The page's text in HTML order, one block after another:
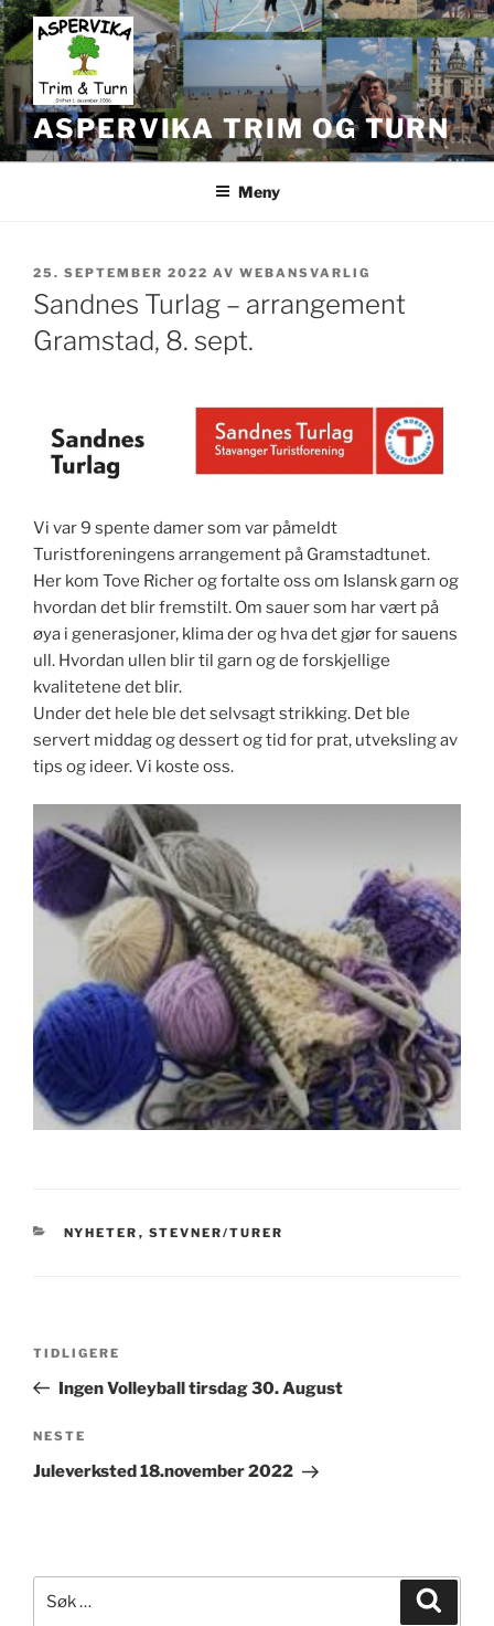
Gå
til
innhold
ASPERVIKA TRIM OG TURN
Meny
PUBLISERT
25. SEPTEMBER 2022 AV WEBANSVARLIG
Sandnes Turlag – arrangement
Gramstad, 8. sept.
Vi var 9 spente damer som var påmeldt
Turistforeningens arrangement på Gramstadtunet.
Her kom Tove Richer og fortalte oss om Islansk garn og
hvordan det blir fremstilt. Om sauer som har vært på
øya i generasjoner, klima der og hva det gjør for sauens
ull. Hvordan ullen blir til garn og de forskjellige
kvalitetene det blir.
Under det hele ble det selvsagt strikking. Det ble
servert middag og dessert og tid for prat, utveksling av
tips og ideer. Vi koste oss.
KATEGORIER
NYHETER , STEVNER/TURER
Forrige
innlegg
TIDLIGERE
Ingen Volleyball tirsdag 30. August
Neste
innlegg
NESTE
Juleverksted 18.november 2022
etter: